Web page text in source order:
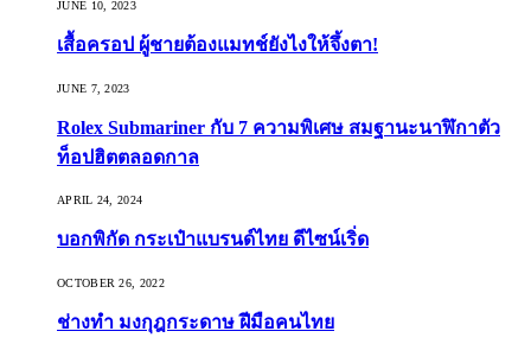
JUNE 10, 2023
เสื้อครอป ผู้ชายต้องแมทช์ยังไงให้จึ้งตา!
JUNE 7, 2023
Rolex Submariner กับ 7 ความพิเศษ สมฐานะนาฬิกาตัว
ท็อปฮิตตลอดกาล
APRIL 24, 2024
บอกพิกัด กระเป๋าแบรนด์ไทย ดีไซน์เริ่ด
OCTOBER 26, 2022
ช่างทำ มงกุฎกระดาษ ฝีมือคนไทย